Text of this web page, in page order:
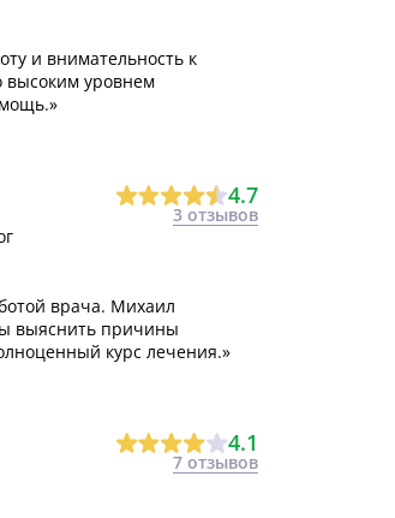
и внимательность к
высоким уровнем
4.7
3 отзывов
врача. Михаил
выяснить причины
курс лечения.»
4.1
7 отзывов